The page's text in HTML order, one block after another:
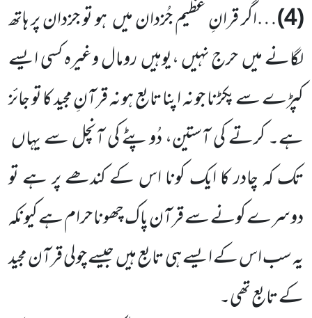
(4) …اگر قرانِ عظیم جُزدان میں ہو تو جزدان پر ہاتھ
لگانے میں حرج نہیں ،یوہیں رومال وغیرہ کسی ایسے
کپڑے سے پکڑنا جو نہ اپنا تابع ہو نہ قرآنِ مجید کا تو جائز
ہے۔ کرتے کی آستین، دُوپٹے کی آنچل سے یہاں
تک کہ چادر کا ایک کونا اس کے کندھے پر ہے تو
دوسرے کونے سے قرآن پاک چھونا حرام ہے کیونکہ
یہ سب اس کے ایسے ہی تابع ہیں جیسے چولی قرآن مجید
کے تابع تھی۔